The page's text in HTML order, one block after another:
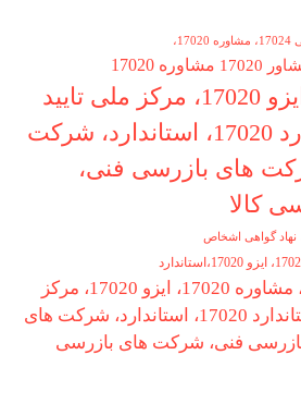
17020 مشاوره 17020
مشاوره 17020، ایزو 17020، مرکز ملی تایید
صلاحیت، استاندارد 17020، استاندارد، شرکت
های بازرسی فنی،
کالا
نهاد گواهی اشخاص
کارشناسان استاندارد،، مشاوره 17020، ایزو 17020، مرکز
ملی تایید صلاحیت، استاندارد 17020، استاندارد، شرکت های
فنی، شرکت های بازرسی